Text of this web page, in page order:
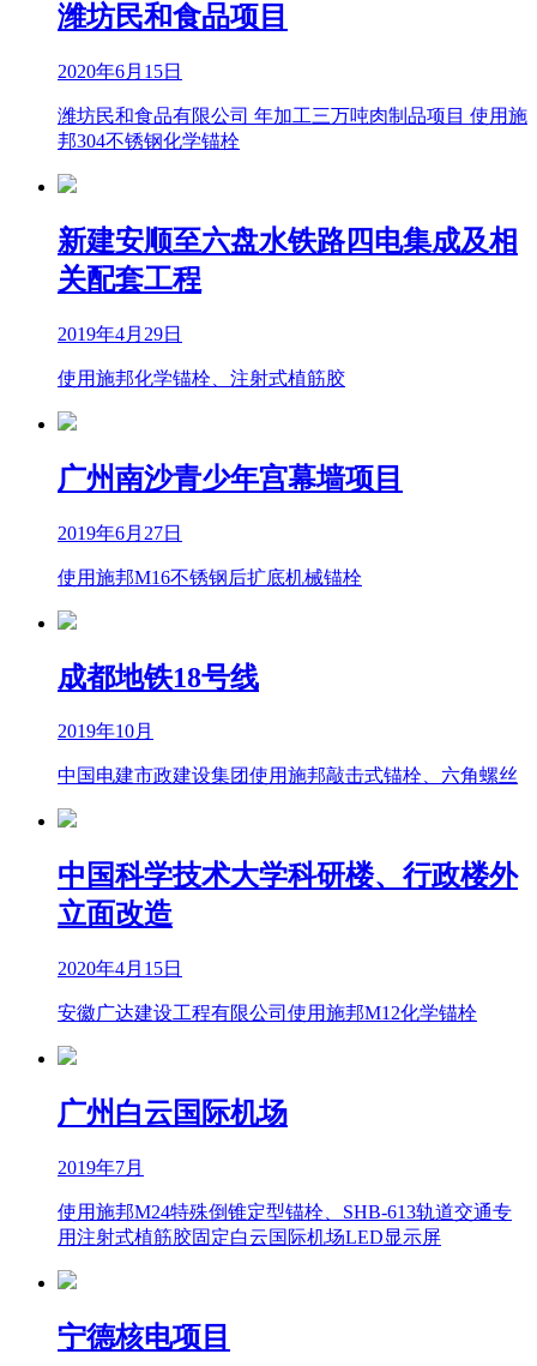
潍坊民和食品项目
2020年6月15日
潍坊民和食品有限公司 年加工三万吨肉制品项目 使用施
邦304不锈钢化学锚栓
新建安顺至六盘水铁路四电集成及相
关配套工程
2019年4月29日
使用施邦化学锚栓、注射式植筋胶
广州南沙青少年宫幕墙项目
2019年6月27日
使用施邦M16不锈钢后扩底机械锚栓
成都地铁18号线
2019年10月
中国电建市政建设集团使用施邦敲击式锚栓、六角螺丝
中国科学技术大学科研楼、行政楼外
立面改造
2020年4月15日
安徽广达建设工程有限公司使用施邦M12化学锚栓
广州白云国际机场
2019年7月
使用施邦M24特殊倒锥定型锚栓、SHB-613轨道交通专
用注射式植筋胶固定白云国际机场LED显示屏
宁德核电项目